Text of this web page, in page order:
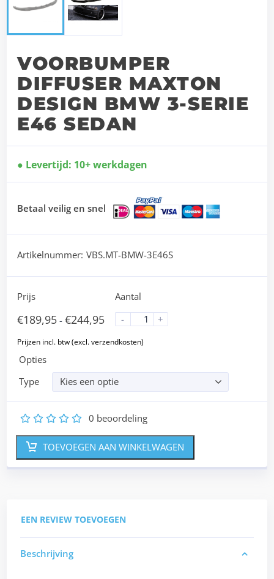
VOORBUMPER
DIFFUSER MAXTON
DESIGN BMW 3-SERIE
E46 SEDAN
Levertijd: 10+ werkdagen
Betaal veilig en snel
Artikelnummer: VBS.MT-BMW-3E46S
Prijs
€189,95 - €244,95
Aantal
-
+
Opties
Type
Kies een optie
5
4
3
2 0 beoordeling
TOEVOEGEN AAN WINKELWAGEN
EEN REVIEW TOEVOEGEN
Beschrijving